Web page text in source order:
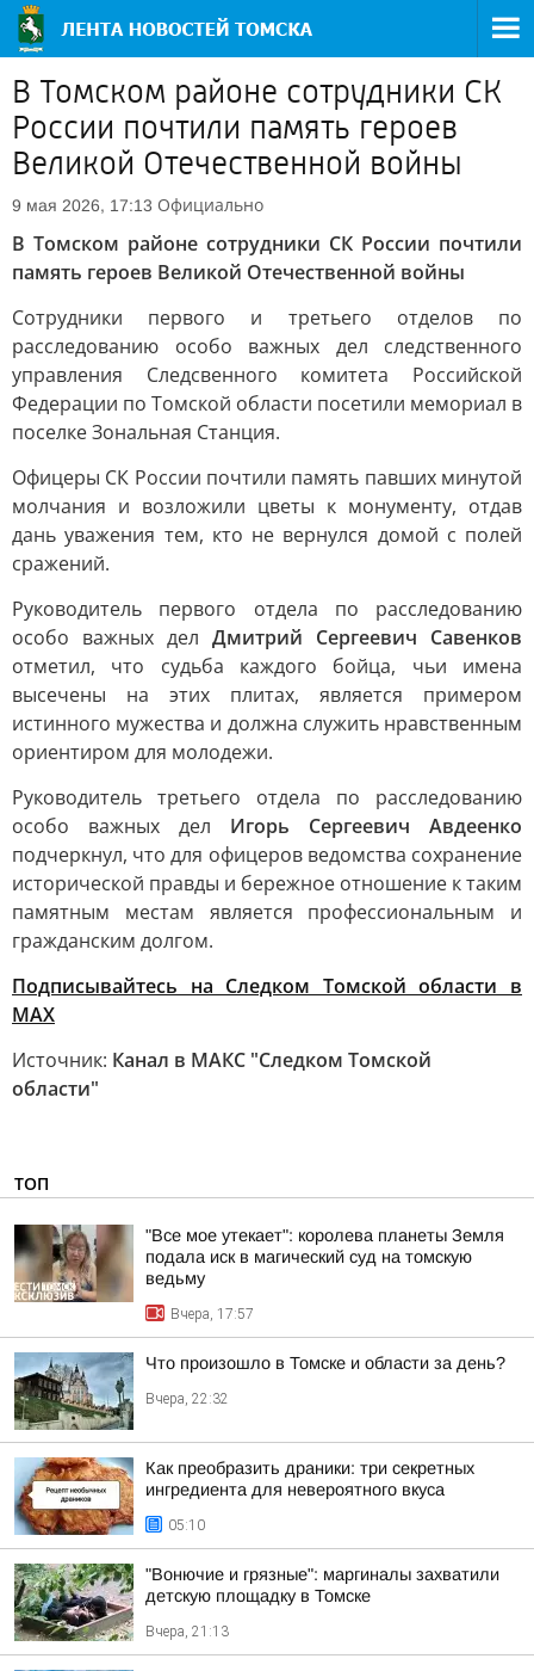
В Томском районе сотрудники СК
России почтили память героев
Великой Отечественной войны
9 мая 2026, 17:13 Официально
В Томском районе сотрудники СК России почтили
память героев Великой Отечественной войны
Сотрудники первого и третьего отделов по
расследованию особо важных дел следственного
управления Следсвенного комитета Российской
Федерации по Томской области посетили мемориал в
поселке Зональная Станция.
Офицеры СК России почтили память павших минутой
молчания и возложили цветы к монументу, отдав
дань уважения тем, кто не вернулся домой с полей
сражений.
Руководитель первого отдела по расследованию
особо важных дел Дмитрий Сергеевич Савенков
отметил, что судьба каждого бойца, чьи имена
высечены на этих плитах, является примером
истинного мужества и должна служить нравственным
ориентиром для молодежи.
Руководитель третьего отдела по расследованию
особо важных дел Игорь Сергеевич Авдеенко
подчеркнул, что для офицеров ведомства сохранение
исторической правды и бережное отношение к таким
памятным местам является профессиональным и
гражданским долгом.
Подписывайтесь на Следком Томской области в
МАХ
Источник: Канал в МАКС "Следком Томской
области"
ТОП
"Все мое утекает": королева планеты Земля
подала иск в магический суд на томскую
ведьму
Вчера, 17:57
Что произошло в Томске и области за день?
Вчера, 22:32
Как преобразить драники: три секретных
ингредиента для невероятного вкуса
05:10
"Вонючие и грязные": маргиналы захватили
детскую площадку в Томске
Вчера, 21:13